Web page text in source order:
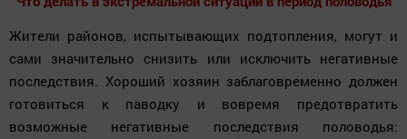
Жители районов, испытывающих подтопления, могут и
сами значительно снизить или исключить негативные
последствия. Хороший хозяин заблаговременно должен
готовиться к паводку и вовремя предотвратить
возможные негативные последствия половодья: